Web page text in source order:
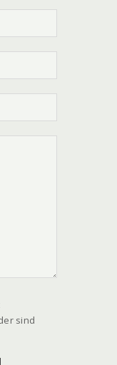
sind